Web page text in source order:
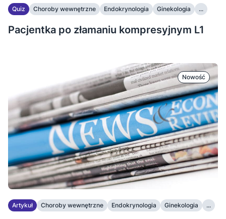
Quiz Choroby wewnętrzne Endokrynologia Ginekologia ...
Pacjentka po złamaniu kompresyjnym L1
Nowość
Artykuł Choroby wewnętrzne Endokrynologia Ginekologia ...